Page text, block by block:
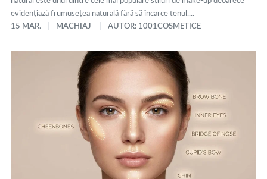
evidențiază frumusețea naturală fără să încarce tenul....
15 MAR.
MACHIAJ AUTOR: 1001COSMETICE